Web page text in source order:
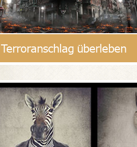
Terroranschlag überleben